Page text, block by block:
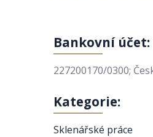
Bankovní účet:
227200170/0300;
Kategorie:
Sklenářské práce